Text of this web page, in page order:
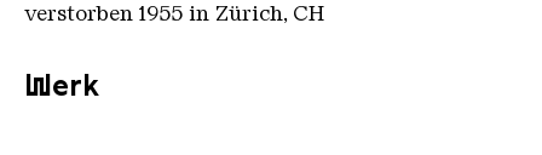
verstorben 1955 in Zürich, CH
Werk